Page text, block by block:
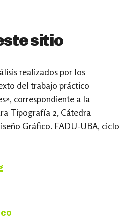
sitio
realizados por los
del trabajo práctico
correspondiente a la
Tipografía 2, Cátedra
Gráfico. FADU-UBA, ciclo